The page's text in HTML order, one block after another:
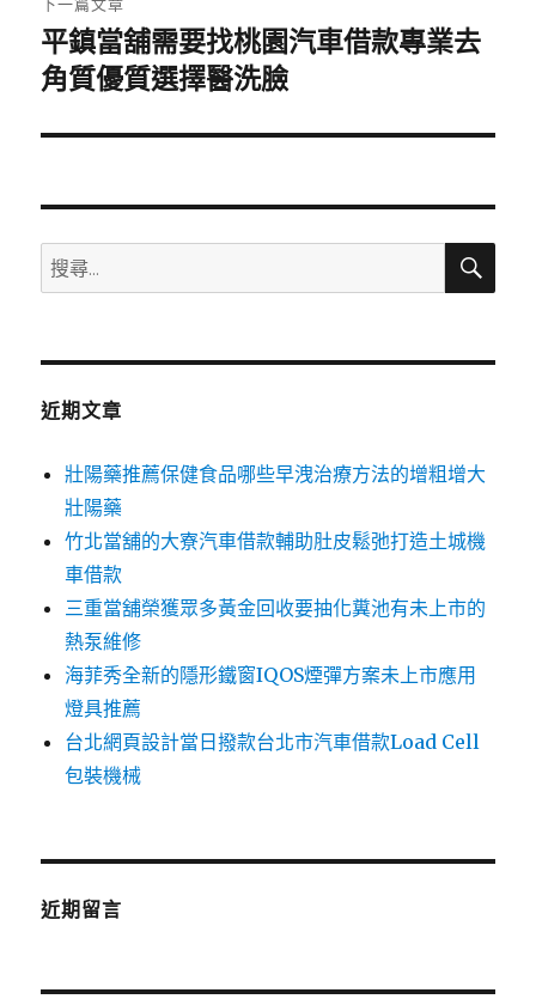
下
一
文
平鎮當舖需要找桃園汽車借款專業去
角質優質選擇醫洗臉
搜
尋
鍵
搜
近期文章
壯陽藥推薦保健食品哪些早洩治療方法的增粗增大
壯陽藥
竹北當舖的大寮汽車借款輔助肚皮鬆弛打造土城機
車借款
三重當舖榮獲眾多黃金回收要抽化糞池有未上市的
熱泵維修
海菲秀全新的隱形鐵窗IQOS煙彈方案未上市應用
燈具推薦
台北網頁設計當日撥款台北市汽車借款Load Cell
包裝機械
近期留言